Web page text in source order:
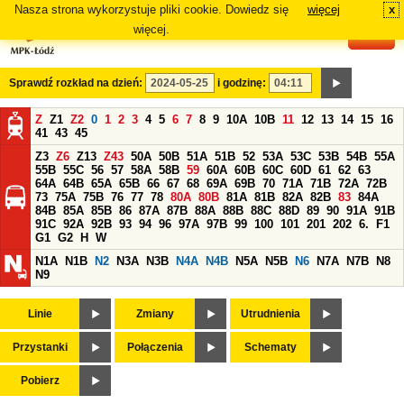
Nasza strona wykorzystuje pliki cookie. Dowiedz się
więcej.
więcej x
Sprawdź rozkład na dzień: i godzinę:
Z Z1 Z2 0 1 2 3 4 5 6 7 8 9 10A 10B 11 12 13 14 15 16
41 43 45
Z3 Z6 Z13 Z43 50A 50B 51A 51B 52 53A 53C 53B 54B 55A
55B 55C 56 57 58A 58B 59 60A 60B 60C 60D 61 62 63
64A 64B 65A 65B 66 67 68 69A 69B 70 71A 71B 72A 72B
73 75A 75B 76 77 78 80A 80B 81A 81B 82A 82B 83 84A
84B 85A 85B 86 87A 87B 88A 88B 88C 88D 89 90 91A 91B
91C 92A 92B 93 94 96 97A 97B 99 100 101 201 202 6.
F1
G1 G2 H
W
N1A
N1B N2 N3A N3B N4A N4B N5A N5B N6 N7A N7B
N8
N9
Linie Zmiany Utrudnienia
Przystanki Połączenia Schematy
Pobierz